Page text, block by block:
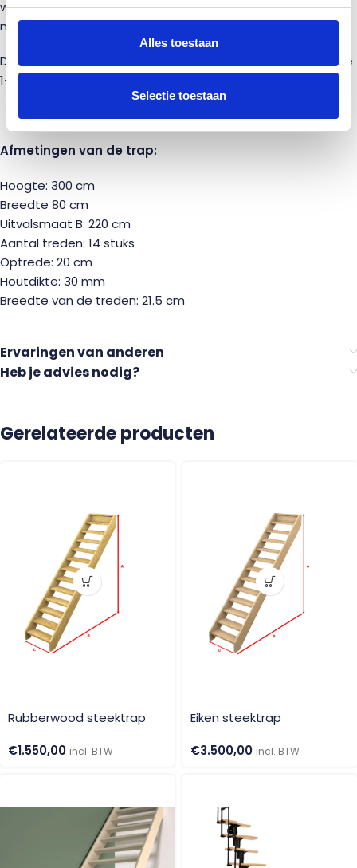
Alles toestaan
Selectie toestaan
worden besteld, en is een simpel of luxe hekwerk ook
mogelijk.
Doorgaans leveren wij de trappen na betaling uit tussen de
1-3 werkdagen.
Afmetingen van de trap:
Hoogte: 300 cm
Breedte 80 cm
Uitvalsmaat B: 220 cm
Aantal treden: 14 stuks
Optrede: 20 cm
Houtdikte: 30 mm
Breedte van de treden: 21.5 cm
Ervaringen van anderen
Heb je advies nodig?
Gerelateerde producten
Rubberwood steektrap
€1.550,00 incl. BTW
Eiken steektrap
€3.500,00 incl. BTW